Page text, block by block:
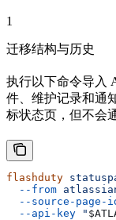
1
迁移结构与历史
执行以下命令导入
件、维护记录和通
标状态页，但不会
flashduty
  --from
--source-page-
  --api-key
"